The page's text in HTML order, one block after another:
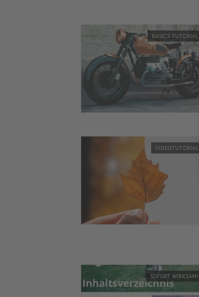
BASICS-TUTORIAL
VIDEOTUTORIAL
SOFORT WIRKSAM!